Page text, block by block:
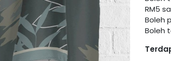
RM5
Boleh
Boleh